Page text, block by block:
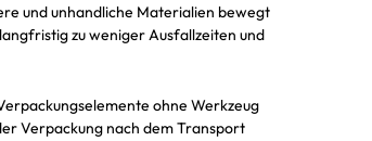
und unhandliche Materialien bewegt
zu weniger Ausfallzeiten und
ohne Werkzeug
Verpackung nach dem Transport